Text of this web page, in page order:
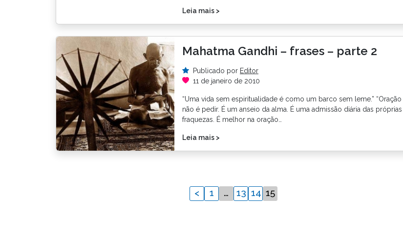
Leia mais >
Mahatma Gandhi – frases – parte 2
Publicado por Editor
11 de janeiro de 2010
“Uma vida sem espiritualidade é como um barco sem leme.” “Oração
não é pedir. É um anseio da alma. É uma admissão diária das próprias
fraquezas. É melhor na oração…
Leia mais >
< 1 … 13 14 15